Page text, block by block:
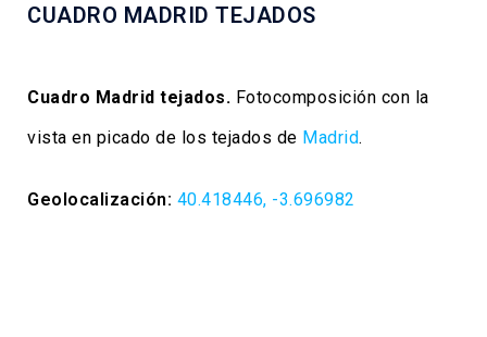
CUADRO MADRID TEJADOS
Cuadro Madrid tejados. Fotocomposición con la
vista en picado de los tejados de Madrid.
Geolocalización: 40.418446, -3.696982